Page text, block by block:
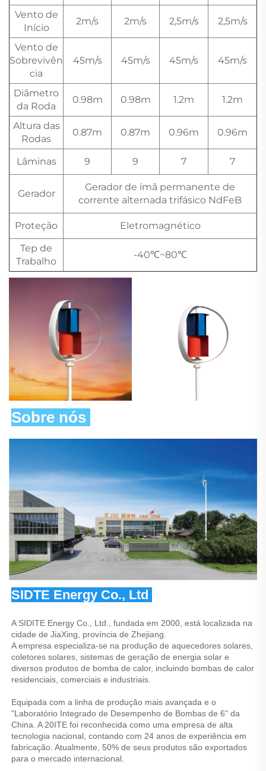
Vento de
Início
2m/s 2m/s 2,5m/s 2,5m/s
Vento de
Sobrevivên
cia
45m/s 45m/s 45m/s 45m/s
Diâmetro
da Roda
0.98m 0.98m 1.2m 1.2m
Altura das
Rodas
0.87m 0.87m 0.96m 0.96m
Lâminas 9 9 7 7
Gerador
Gerador de ímã permanente de
corrente alternada trifásico NdFeB
Proteção
Eletromagnético
Tep de
Trabalho
-40℃~80℃
Sobre nós
SIDTE Energy Co., Ltd
A SIDITE Energy Co., Ltd., fundada em 2000, está localizada na
cidade de JiaXing, província de Zhejiang.
A empresa especializa-se na produção de aquecedores solares,
coletores solares, sistemas de geração de energia solar e
diversos produtos de bomba de calor, incluindo bombas de calor
residenciais, comerciais e industriais.
Equipada com a linha de produção mais avançada e o
"Laboratório Integrado de Desempenho de Bombas de 6" da
China. A 20ITE foi reconhecida como uma empresa de alta
tecnologia nacional, contando com 24 anos de experiência em
fabricação. Atualmente, 50% de seus produtos são exportados
para o mercado internacional.